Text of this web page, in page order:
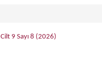
Cilt 9 Sayı 8 (2026)